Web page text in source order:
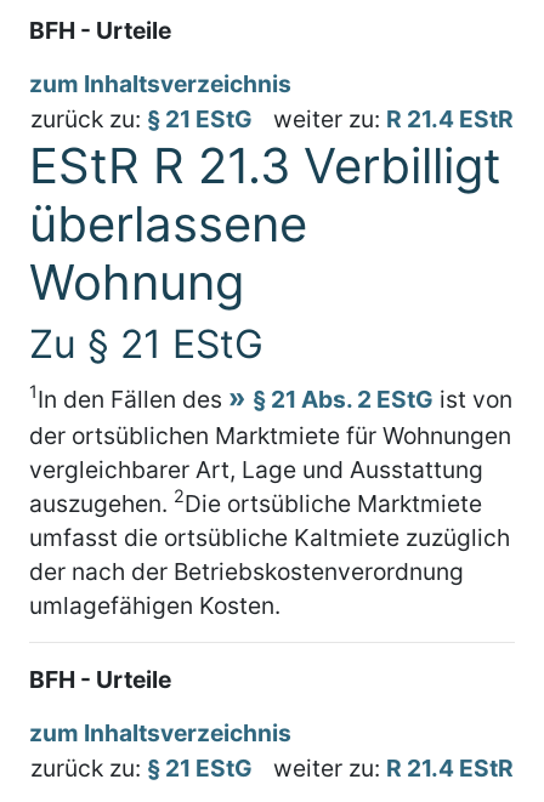
BFH - Urteile
zum Inhaltsverzeichnis
zurück zu: § 21 EStG weiter zu: R 21.4 EStR
EStR R 21.3 Verbilligt
überlassene
Wohnung
Zu § 21 EStG
1In den Fällen des § 21 Abs. 2 EStG ist von
der ortsüblichen Marktmiete für Wohnungen
vergleichbarer Art, Lage und Ausstattung
auszugehen. 2Die ortsübliche Marktmiete
umfasst die ortsübliche Kaltmiete zuzüglich
der nach der Betriebskostenverordnung
umlagefähigen Kosten.
BFH - Urteile
zum Inhaltsverzeichnis
zurück zu: § 21 EStG weiter zu: R 21.4 EStR